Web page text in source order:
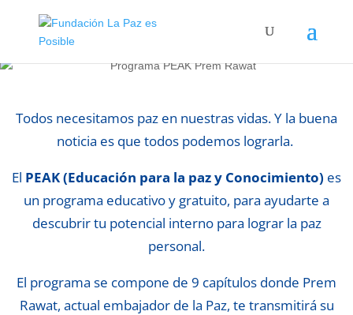
Todos necesitamos paz en nuestras vidas. Y la buena
noticia es que todos podemos lograrla.
El PEAK (Educación para la paz y Conocimiento) es
un programa educativo y gratuito, para ayudarte a
descubrir tu potencial interno para lograr la paz
personal.
El programa se compone de 9 capítulos donde Prem
Rawat, actual embajador de la Paz, te transmitirá su